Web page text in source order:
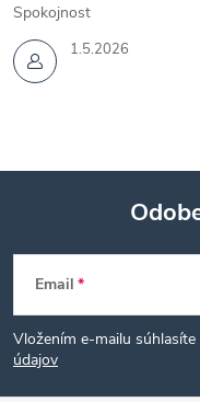
1.5.2026
Spokojnost
Z
á
p
Email
Vložením e-mailu súhlasíte
údajov